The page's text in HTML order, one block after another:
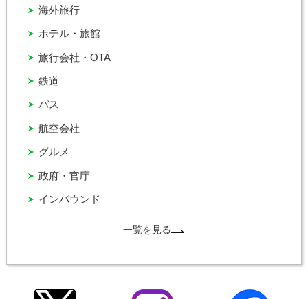
インバウンド
グルメ
バス
ホテル・旅館
政府・官庁
旅行会社・OTA
海外旅行
航空会社
鉄道
一覧を見る